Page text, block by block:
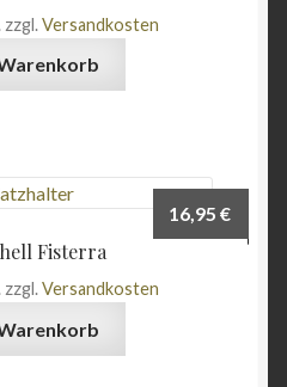
zzgl.Versandkosten
Fisterra
16,95€
zzgl.Versandkosten